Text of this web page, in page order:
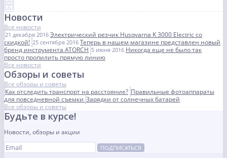
Новости
Все новости
21 декабря 2016 Электрический резчик Husqvarna K 3000 Electric со
скидкой! 25 сентября 2016 Теперь в нашем магазине представлен новый
бренд инструмента ATORCH 5 июня 2016 Никогда еще не было так
просто пропилить прямую линию
Все новости
Обзоры и советы
Все обзоры и советы
Как отследить транспорт на расстояние? Правильные фотоаппараты
для повседневной съемки Зарядки от солнечных батарей
Все обзоры и советы
Будьте в курсе!
Новости, обзоры и акции
ПОДПИСАТЬСЯ